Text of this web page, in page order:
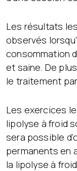
Les résultats
observés
consommation
et saine. De
le traitement
Les exercices
lipolyse à froid
sera possible
permanents en
la lipolyse à